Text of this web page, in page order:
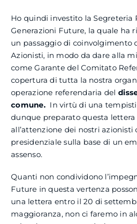
Ho quindi investito la Segreteria
Generazioni Future, la quale ha
un passaggio di coinvolgimento
Azionisti, in modo da dare alla
come Garante del Comitato
copertura di tutta la nostra
operazione referendaria del
comune.In virtù di una
dunque preparato questa lettera
all’attenzione dei nostri azionisti
presidenziale sulla base di un
assenso.
Quanti non condividono
Future in questa vertenza
una lettera entro il 20 di
maggioranza, non ci faremo in